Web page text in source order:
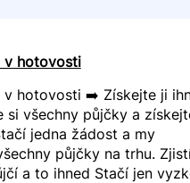
v hotovosti
v hotovosti ➡️ Získejte ji
si všechny půjčky a
jedna žádost a my
půjčky na trhu.
a to ihned Stačí jen